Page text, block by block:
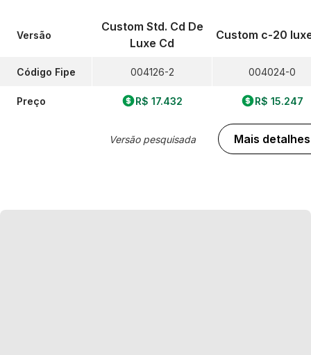
Versão
Código Fipe
Preço
Custom Std. Cd De
Luxe Cd
004126-2
R$ 17.432
Versão pesquisada
Custom c-20
004024-0
R$ 15.247
Mais detalhes